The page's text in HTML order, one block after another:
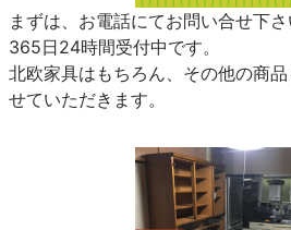
まずは、お電話にてお問い合せ下さ
365日24時間受付中です。
北欧家具はもちろん、その他の商
せていただきます。